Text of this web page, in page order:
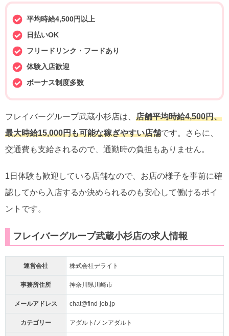
平均時給4,500円以上
日払いOK
フリードリンク・フードあり
体験入店歓迎
ボーナス制度多数
フレイバーグループ武蔵小杉店は、 店舗平均時給4,500円、
最大時給15,000円も可能な稼ぎやすい店舗です。さらに、
交通費も支給されるので、通勤時の負担もありません。
1日体験も歓迎している店舗なので、お店の様子を事前に確
認してから入店するか決められるのも安心して働けるポイ
ントです。
フレイバーグループ武蔵小杉店の求人情報
運営会社 株式会社デライト
事務所住所 神奈川県川崎市
メールアドレス chat@find-job.jp
カテゴリー アダルト/ノンアダルト